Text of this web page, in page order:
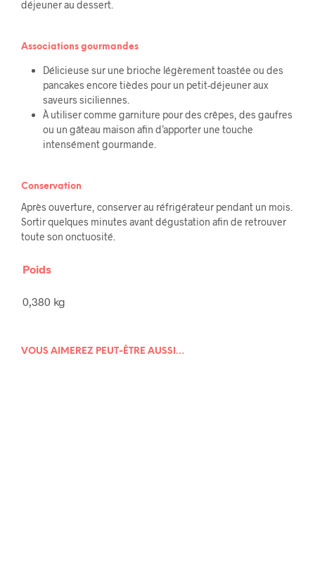
déjeuner au dessert.
Associations gourmandes
Délicieuse sur une brioche légèrement toastée ou des
pancakes encore tièdes pour un petit-déjeuner aux
saveurs siciliennes.
À utiliser comme garniture pour des crêpes, des gaufres
ou un gâteau maison afin d’apporter une touche
intensément gourmande.
Conservation
Après ouverture, conserver au réfrigérateur pendant un mois.
Sortir quelques minutes avant dégustation afin de retrouver
toute son onctuosité.
Poids
0,380 kg
VOUS AIMEREZ PEUT-ÊTRE AUSSI…